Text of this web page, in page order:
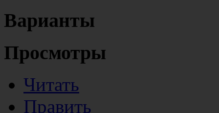
Варианты
Просмотры
Читать
Править